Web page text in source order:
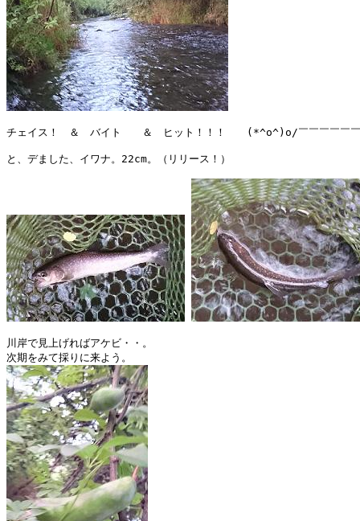
チェイス！　＆　バイト　　＆　ヒット！！！　　(*^o^)o/￣￣￣￣
と、デました、イワナ。22cm。（リリース！）
川岸で見上げればアケビ・・。